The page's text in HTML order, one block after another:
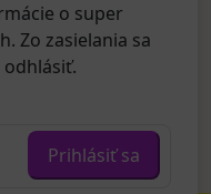
o super
Zo zasielania sa
Prihlásiť sa